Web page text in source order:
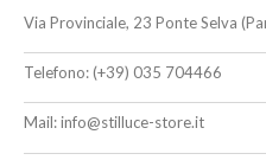
Via Provinciale, 23 Ponte Selva
Telefono: (+39) 035 704466
Mail:info@stilluce-store.it